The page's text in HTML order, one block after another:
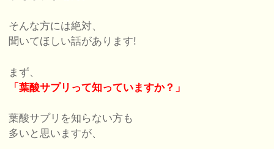
そんな方には絶対、
聞いてほしい話があります!
まず、
「葉酸サプリって知っていますか？」
葉酸サプリを知らない方も
多いと思いますが、